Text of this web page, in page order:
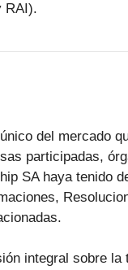
RAI).
del mercado
participadas,
SA haya tenido
integral sobre